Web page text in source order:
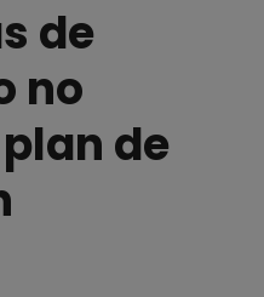
de
no
de